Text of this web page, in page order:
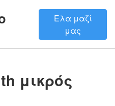
Ελα μαζί
μας
μικρός